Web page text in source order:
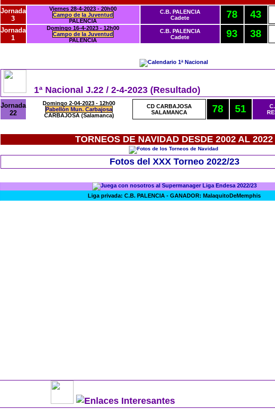
Jornada
3
Viernes 28-4-2023 - 20h00
Campo de la Juventud
PALENCIA
C.B. PALENCIA
Cadete
78 43
Jornada
1
Domingo 16-4-2023 - 12h00
Campo de la Juventud
PALENCIA
C.B. PALENCIA
Cadete
93 38
1ª Nacional J.22 / 2-4-2023 (Resultado)
Jornada
22
Domingo 2-04-2023 - 12h00
Pabellón Mun. Carbajosa
CARBAJOSA (Salamanca)
CD CARBAJOSA
SALAMANCA
78 51
TORNEOS DE NAVIDAD DESDE 2002 AL 2022
Fotos del XXX Torneo 2022/23
Liga privada: C.B. PALENCIA - GANADOR: MalaquitoDeMemphis